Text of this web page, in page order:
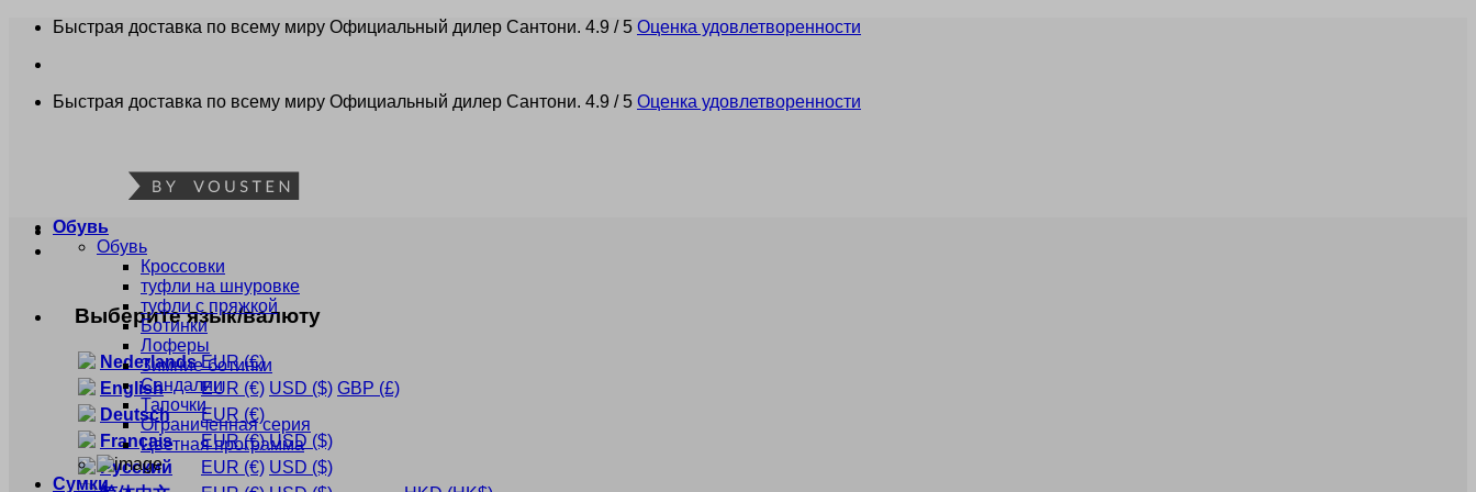
Skip
content
Быстрая доставка по всему миру Официальный дилер Сантони. 4.9 / 5 Оценка удовлетворенности
Быстрая доставка по всему миру Официальный дилер Сантони. 4.9 / 5 Оценка удовлетворенности
Выберите язык/валюту
Nederlands EUR (€)
English
EUR (€) USD ($) GBP (£)
Deutsch
EUR (€)
Français
EUR (€) USD ($)
Русский
EUR (€) USD ($)
Обувь
Обувь
Кроссовки
туфли на шнуровке
туфли с пряжкой
Ботинки
Лоферы
Зимние ботинки
Сандалии
Тапочки
Ограниченная серия
Цветная программа
Сумки